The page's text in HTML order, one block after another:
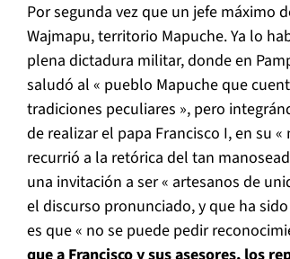
Por segunda vez que un jefe máximo
Wajmapu, territorio Mapuche. Ya lo
plena dictadura militar, donde en
saludó al « pueblo Mapuche que
tradiciones peculiares », pero
de realizar el papa Francisco I, en su
recurrió a la retórica del tan
una invitación a ser « artesanos de
el discurso pronunciado, y que ha
es que « no se puede pedir